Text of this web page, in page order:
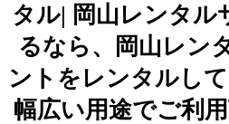
タル| 岡山レンタル
るなら、岡山レン
ントをレンタルし
幅広い用途でご利